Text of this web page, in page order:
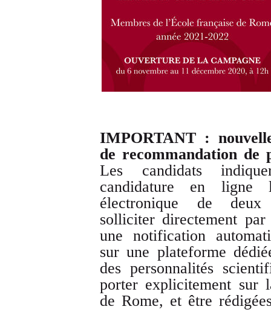
IMPORTANT :
de recommandation de
Les candidats
candidature en
électronique de deux
solliciter directement
une notification
sur une plateforme
des personnalités
porter explicitement sur
de Rome, et être